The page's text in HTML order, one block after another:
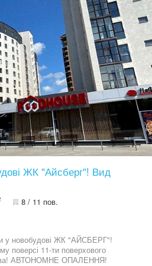
ЖК "Айсберг"! Вид
8 / 11 пов.
у новобудові ЖК "АЙСБЕРГ"!
поверсі 11-ти поверхового
АВТОНОМНЕ ОПАЛЕННЯ!